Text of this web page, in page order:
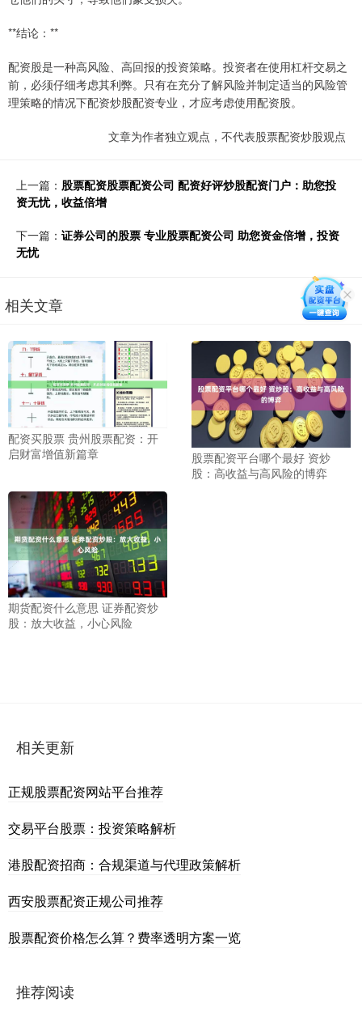
**结论：**
配资股是一种高风险、高回报的投资策略。投资者在使用杠杆交易之
前，必须仔细考虑其利弊。只有在充分了解风险并制定适当的风险管
理策略的情况下配资炒股配资专业，才应考虑使用配资股。
文章为作者独立观点，不代表股票配资炒股观点
上一篇： 股票配资股票配资公司 配资好评炒股配资门户：助您投
资无忧，收益倍增
下一篇： 证券公司的股票 专业股票配资公司 助您资金倍增，投资
无忧
相关文章
配资买股票 贵州股票配资：开
启财富增值新篇章
股票配资平台哪个最好 资炒
股：高收益与高风险的博弈
期货配资什么意思 证券配资炒
股：放大收益，小心风险
相关更新
正规股票配资网站平台推荐
交易平台股票：投资策略解析
港股配资招商：合规渠道与代理政策解析
西安股票配资正规公司推荐
股票配资价格怎么算？费率透明方案一览
推荐阅读